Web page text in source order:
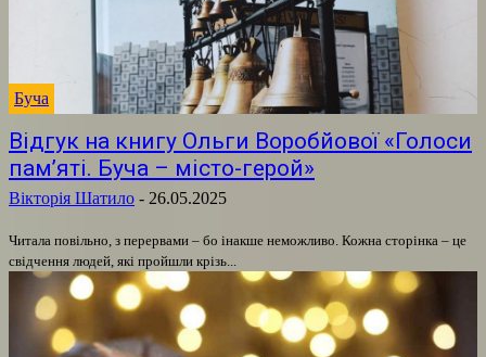
Буча
Відгук на книгу Ольги Воробйової «Голоси
пам’яті. Буча – місто-герой»
Вікторія Шатило - 26.05.2025
Читала повільно, з перервами – бо інакше неможливо. Кожна сторінка – це
свідчення людей, які пройшли крізь...